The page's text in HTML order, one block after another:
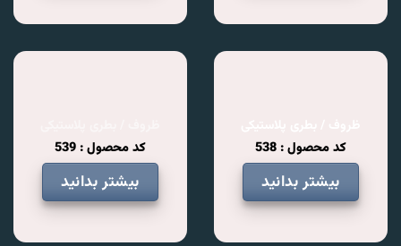
کد محصول : 538
بیشتر بدانید
کد محصول : 539
بیشتر بدانید